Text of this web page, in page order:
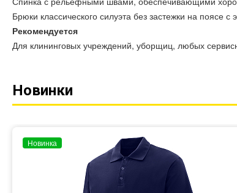
Брюки классического силуэта без застежки на поясе с
Рекомендуется
Для клининговых учреждений, уборщиц, любых
Новинки
Новинка